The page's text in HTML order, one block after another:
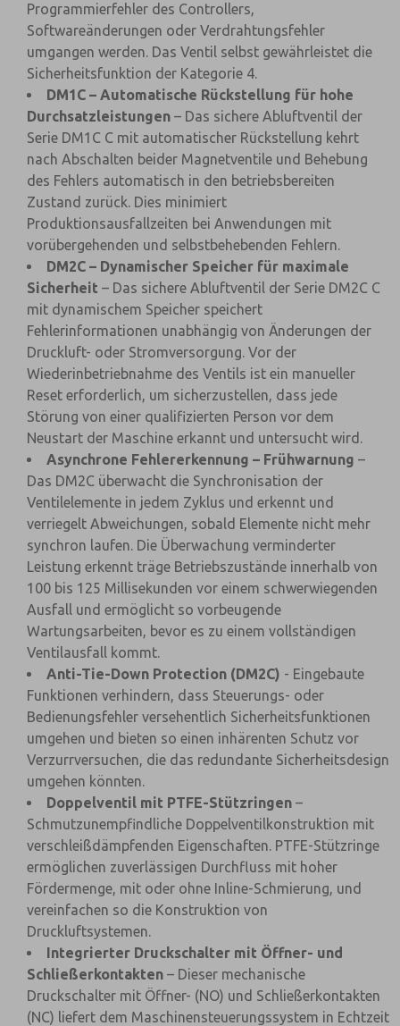
Programmierfehler des Controllers,
Softwareänderungen oder Verdrahtungsfehler
umgangen werden. Das Ventil selbst gewährleistet die
Sicherheitsfunktion der Kategorie 4.
DM1C – Automatische Rückstellung für hohe
Durchsatzleistungen – Das sichere Abluftventil der
Serie DM1C C mit automatischer Rückstellung kehrt
nach Abschalten beider Magnetventile und Behebung
des Fehlers automatisch in den betriebsbereiten
Zustand zurück. Dies minimiert
Produktionsausfallzeiten bei Anwendungen mit
vorübergehenden und selbstbehebenden Fehlern.
DM2C – Dynamischer Speicher für maximale
Sicherheit – Das sichere Abluftventil der Serie DM2C C
mit dynamischem Speicher speichert
Fehlerinformationen unabhängig von Änderungen der
Druckluft- oder Stromversorgung. Vor der
Wiederinbetriebnahme des Ventils ist ein manueller
Reset erforderlich, um sicherzustellen, dass jede
Störung von einer qualifizierten Person vor dem
Neustart der Maschine erkannt und untersucht wird.
Asynchrone Fehlererkennung – Frühwarnung –
Das DM2C überwacht die Synchronisation der
Ventilelemente in jedem Zyklus und erkennt und
verriegelt Abweichungen, sobald Elemente nicht mehr
synchron laufen. Die Überwachung verminderter
Leistung erkennt träge Betriebszustände innerhalb von
100 bis 125 Millisekunden vor einem schwerwiegenden
Ausfall und ermöglicht so vorbeugende
Wartungsarbeiten, bevor es zu einem vollständigen
Ventilausfall kommt.
Anti-Tie-Down Protection (DM2C) - Eingebaute
Funktionen verhindern, dass Steuerungs- oder
Bedienungsfehler versehentlich Sicherheitsfunktionen
umgehen und bieten so einen inhärenten Schutz vor
Verzurrversuchen, die das redundante Sicherheitsdesign
umgehen könnten.
Doppelventil mit PTFE-Stützringen –
Schmutzunempfindliche Doppelventilkonstruktion mit
verschleißdämpfenden Eigenschaften. PTFE-Stützringe
ermöglichen zuverlässigen Durchfluss mit hoher
Fördermenge, mit oder ohne Inline-Schmierung, und
vereinfachen so die Konstruktion von
Druckluftsystemen.
Integrierter Druckschalter mit Öffner- und
Schließerkontakten – Dieser mechanische
Druckschalter mit Öffner- (NO) und Schließerkontakten
(NC) liefert dem Maschinensteuerungssystem in Echtzeit